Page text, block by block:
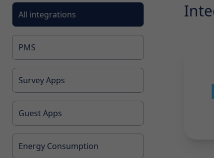
All integrations
PMS
Survey Apps
Guest Apps
Energy Consumption